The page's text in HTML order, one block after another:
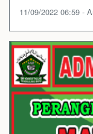
11/09/2022 06:59 -